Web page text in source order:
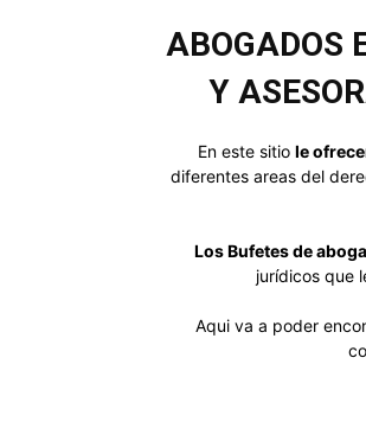
ABOGADOS
Y
En este sitio le
diferentes areas del
Los Bufetes de
jurídicos que
Aqui va a poder